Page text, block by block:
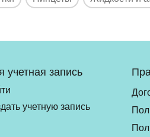
учетная запись
учетную запись